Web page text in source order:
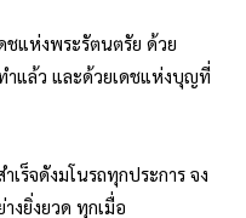
แห่งพระรัตนตรัย ด้วย
แล้ว และด้วยเดชแห่งบุญที่
เร็จดังมโนรถทุกประการ จง
งยิ่งยวด ทุกเมื่อ